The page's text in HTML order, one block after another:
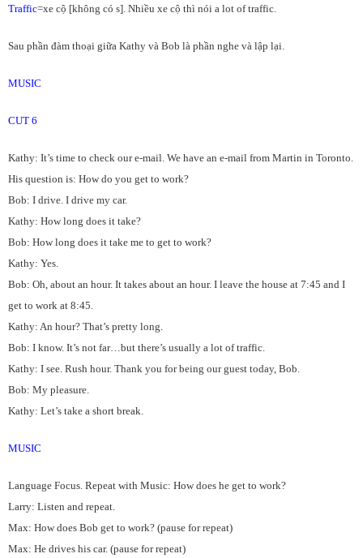
Traffic=xe cộ [không có s]. Nhiều xe cộ thì nói a lot of traffic.
Sau phần đàm thoại giữa Kathy và Bob là phần nghe và lập lại.
MUSIC
CUT 6
Kathy: It’s time to check our e-mail. We have an e-mail from Martin in Toronto.
His question is: How do you get to work?
Bob: I drive. I drive my car.
Kathy: How long does it take?
Bob: How long does it take me to get to work?
Kathy: Yes.
Bob: Oh, about an hour. It takes about an hour. I leave the house at 7:45 and I
get to work at 8:45.
Kathy: An hour? That’s pretty long.
Bob: I know. It’s not far…but there’s usually a lot of traffic.
Kathy: I see. Rush hour. Thank you for being our guest today, Bob.
Bob: My pleasure.
Kathy: Let’s take a short break.
MUSIC
Language Focus. Repeat with Music: How does he get to work?
Larry: Listen and repeat.
Max: How does Bob get to work? (pause for repeat)
Max: He drives his car. (pause for repeat)